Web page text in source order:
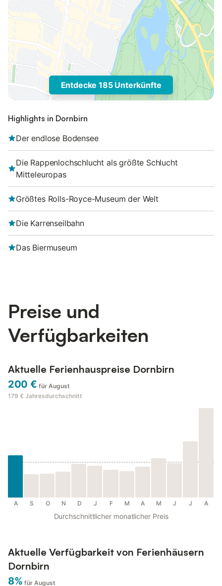
Entdecke 185 Unterkünfte
Highlights in Dornbirn
Der endlose Bodensee
Die Rappenlochschlucht als größte Schlucht
Mitteleuropas
Größtes Rolls-Royce-Museum der Welt
Die Karrenseilbahn
Das Biermuseum
Preise und
Verfügbarkeiten
Aktuelle Ferienhauspreise Dornbirn
200 € für August
179 € Jahresdurchschnitt
A S O N D J F M A M J J A
Durchschnittlicher monatlicher Preis
Aktuelle Verfügbarkeit von Ferienhäusern
Dornbirn
8% für August